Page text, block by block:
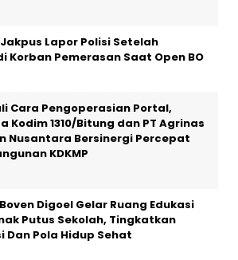
Lapor Polisi Setelah
Korban Pemerasan Saat Open BO
Cara Pengoperasian Portal,
Kodim 1310/Bitung dan PT Agrinas
Nusantara Bersinergi Percepat
KDKMP
Digoel Gelar Ruang Edukasi
Putus Sekolah, Tingkatkan
Dan Pola Hidup Sehat